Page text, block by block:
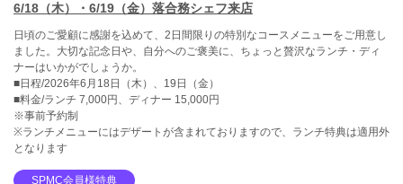
6/18（木）・6/19（金）落合務シェフ来店
日頃のご愛顧に感謝を込めて、2日間限りの特別なコースメニューをご用意し
ました。大切な記念日や、自分へのご褒美に、ちょっと贅沢なランチ・ディ
ナーはいかがでしょうか。
■日程/2026年6月18日（木）、19日（金）
■料金/ランチ 7,000円、ディナー 15,000円
※事前予約制
※ランチメニューにはデザートが含まれておりますので、ランチ特典は適用外
となります
SPMC会員様特典